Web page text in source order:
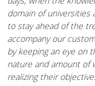
domain of universities
to stay ahead of the
accompany our
by keeping an eye on
nature and amount of
realizing their